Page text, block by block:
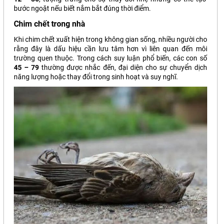
bước ngoặt nếu biết nắm bắt đúng thời điểm.
Chim chết trong nhà
Khi chim chết xuất hiện trong không gian sống, nhiều người cho
rằng đây là dấu hiệu cần lưu tâm hơn vì liên quan đến môi
trường quen thuộc. Trong cách suy luận phổ biến, các con số
45 – 79 thường được nhắc đến, đại diện cho sự chuyển dịch
năng lượng hoặc thay đổi trong sinh hoạt và suy nghĩ.